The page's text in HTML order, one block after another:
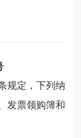
规定，下列纳
发票领购簿和